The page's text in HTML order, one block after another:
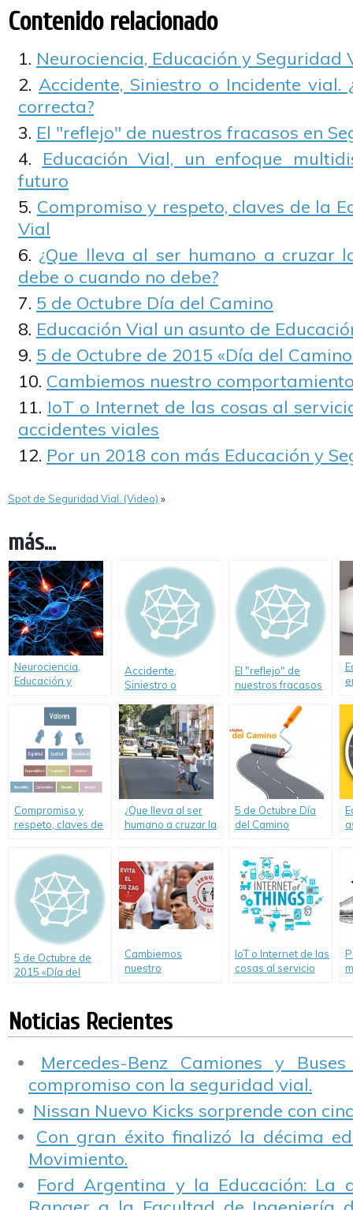
Contenido relacionado
Neurociencia, Educación y Seguridad
Accidente, Siniestro o Incidente vial.
correcta?
El "reflejo" de nuestros fracasos en
Educación Vial, un enfoque
futuro
Compromiso y respeto, claves de la
Vial
¿Que lleva al ser humano a cruzar
debe o cuando no debe?
5 de Octubre Día del Camino
Educación Vial un asunto de
5 de Octubre de 2015 «Día del
Cambiemos nuestro
IoT o Internet de las cosas al
accidentes viales
Por un 2018 con más Educación y
Spot de Seguridad Vial. (Video) »
más...
Neurociencia,
Educación y
Accidente,
Siniestro o
es la definición
correcta?
El "reflejo" de
nuestros fracasos
Compromiso y
respeto, claves de
Seguridad Vial
¿Que lleva al ser
humano a cruzar la
debe?
5 de Octubre Día
del Camino
5 de Octubre de
2015 «Día del
Cambiemos
nuestro
IoT o Internet de las
cosas al servicio
Noticias Recientes
Mercedes-Benz Camiones y
compromiso con la seguridad vial.
Nissan Nuevo Kicks sorprende con
Con gran éxito finalizó la décima
Movimiento.
Ford Argentina y la Educación: La